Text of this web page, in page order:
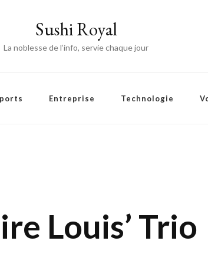
Sushi Royal
La noblesse de l’info, servie chaque jour
Entreprise Technologie
Louis’ Trio